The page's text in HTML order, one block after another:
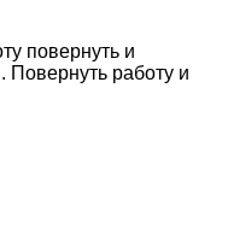
повернуть и
Повернуть работу и